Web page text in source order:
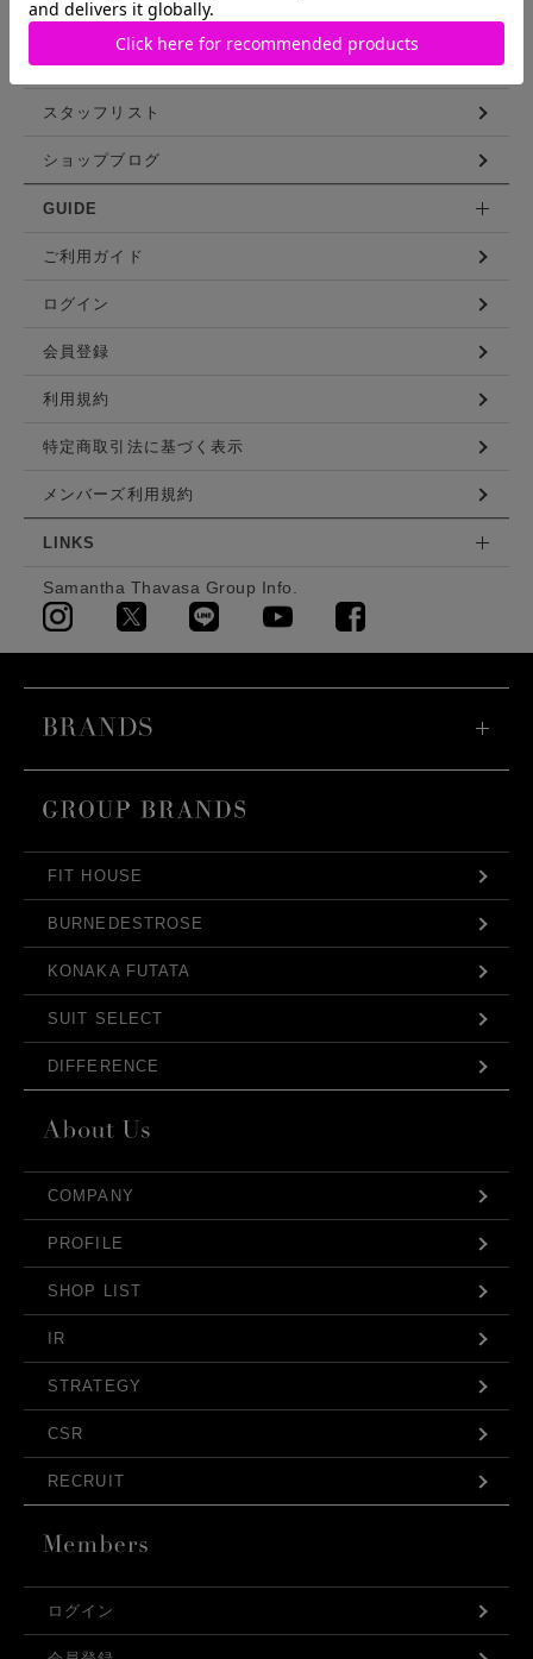
ランキング
コーディネート
スタッフリスト
ショップブログ
GUIDE
ご利用ガイド
ログイン
会員登録
利用規約
特定商取引法に基づく表示
メンバーズ利用規約
LINKS
Samantha Thavasa Group Info.
FIT HOUSE
BURNEDESTROSE
KONAKA FUTATA
SUIT SELECT
DIFFERENCE
COMPANY
PROFILE
SHOP LIST
IR
STRATEGY
CSR
RECRUIT
ログイン